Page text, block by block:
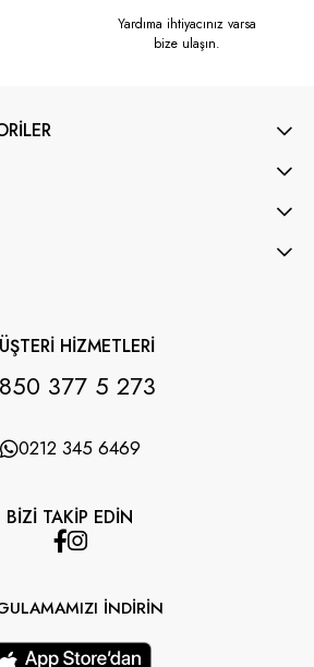
Yardıma ihtiyacınız varsa
bize ulaşın.
HİZMETLERİ
377 5 273
0212 345 6469
BİZİ TAKİP EDİN
İNDİRİN